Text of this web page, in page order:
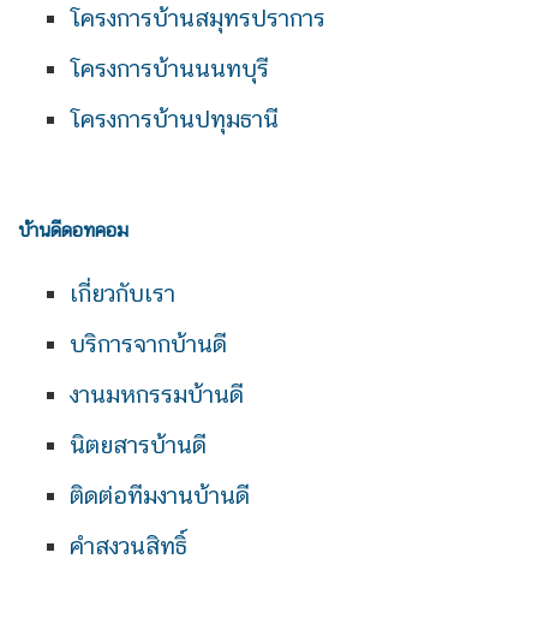
โครงการบ้านสมุทรปราการ
โครงการบ้านนนทบุรี
โครงการบ้านปทุมธานี
บ้านดีดอทคอม
เกี่ยวกับเรา
บริการจากบ้านดี
งานมหกรรมบ้านดี
นิตยสารบ้านดี
ติดต่อทีมงานบ้านดี
คำสงวนสิทธิ์